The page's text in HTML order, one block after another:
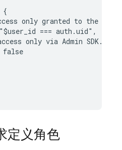
{
only granted to the
=== auth.uid",
only via Admin SDK.
false
定义角色